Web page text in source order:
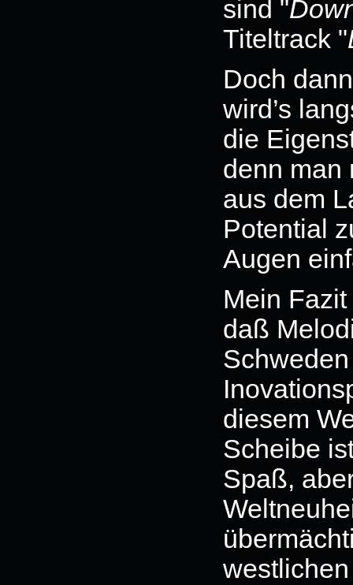
sind "
Titeltrack "
Doch
wird’s
die
denn man
aus dem
Potential
Augen
Mein
daß
diesem
Scheibe
Spaß,